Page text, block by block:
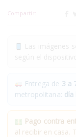
Compartir:
Entrega de 3 a
metropolitana: día
Pago contra
al recibir en casa.